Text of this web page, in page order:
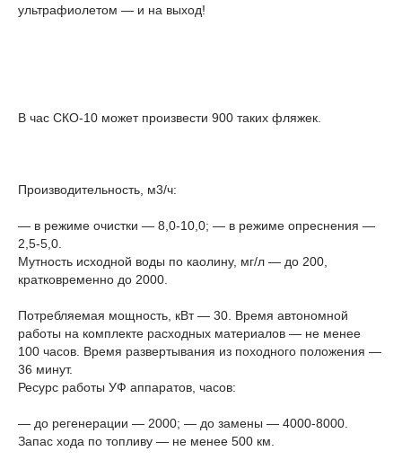
ультрафиолетом — и на выход!
В час СКО-10 может произвести 900 таких фляжек.
Производительность, м3/ч:
— в режиме очистки — 8,0-10,0; — в режиме опреснения —
2,5-5,0.
Мутность исходной воды по каолину, мг/л — до 200,
кратковременно до 2000.
Потребляемая мощность, кВт — 30. Время автономной
работы на комплекте расходных материалов — не менее
100 часов. Время развертывания из походного положения —
36 минут.
Ресурс работы УФ аппаратов, часов:
— до регенерации — 2000; — до замены — 4000-8000.
Запас хода по топливу — не менее 500 км.